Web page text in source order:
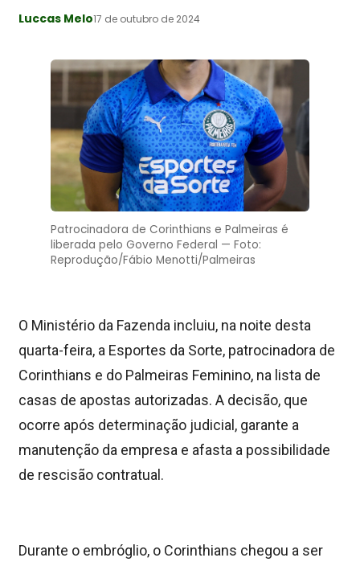
Luccas Melo17 de outubro de 2024
Patrocinadora de Corinthians e Palmeiras é
liberada pelo Governo Federal — Foto:
Reprodução/Fábio Menotti/Palmeiras
O Ministério da Fazenda incluiu, na noite desta
quarta-feira, a Esportes da Sorte, patrocinadora de
Corinthians e do Palmeiras Feminino, na lista de
casas de apostas autorizadas. A decisão, que
ocorre após determinação judicial, garante a
manutenção da empresa e afasta a possibilidade
de rescisão contratual.
Durante o embróglio, o Corinthians chegou a ser